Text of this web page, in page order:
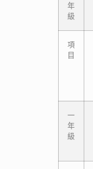
年
級
項
目
一
年
級